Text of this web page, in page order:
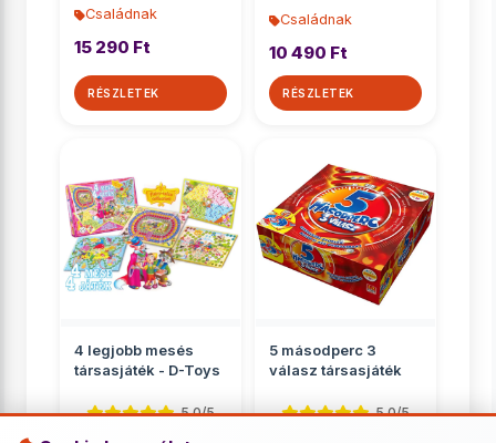
Családnak
15 290 Ft
RÉSZLETEK
Családnak
10 490 Ft
RÉSZLETEK
4 legjobb mesés
társasjáték - D-Toys
5.0/5
5 másodperc 3
válasz társasjáték
5.0/5